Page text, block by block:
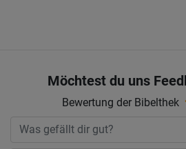
Möchtest du uns
Bewertung der Bibelthek